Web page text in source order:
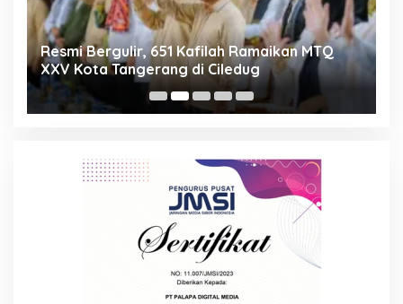
Resmi Bergulir, 651 Kafilah Ramaikan MTQ
XXV Kota Tangerang di Ciledug